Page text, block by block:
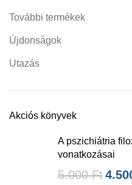
További termékek
Újdonságok
Utazás
Akciós könyvek
A pszichiátria
vonatkozásai
5.000Ft